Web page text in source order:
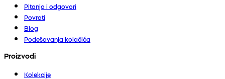
Pitanja i odgovori
Povrati
Blog
Podešavanja kolačića
Proizvodi
Kolekcije